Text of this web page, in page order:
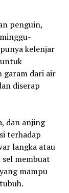
penguin,
kelenjar
garam dari air
diserap
dan anjing
terhadap
langka atau
membuat
mampu